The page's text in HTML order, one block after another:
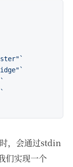
，会通过stdin
们实现一个